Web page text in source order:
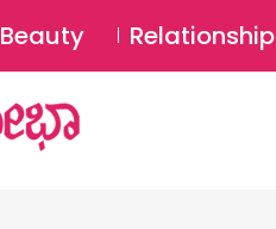
Beauty Relationship